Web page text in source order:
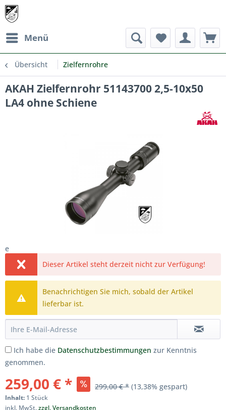
Menü
Übersicht Zielfernrohre
AKAH Zielfernrohr 51143700 2,5-10x50
LA4 ohne Schiene
e
Dieser Artikel steht derzeit nicht zur Verfügung!
Benachrichtigen Sie mich, sobald der Artikel
lieferbar ist.
Ich habe die Datenschutzbestimmungen zur Kenntnis
genommen.
259,00 € * 299,00 € * (13,38% gespart)
Inhalt: 1 Stück
inkl. MwSt.zzgl. Versandkosten